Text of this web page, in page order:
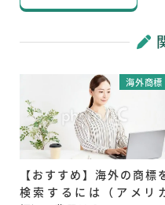
海外商標
【おすすめ】海外の商標
検索するには（アメリ